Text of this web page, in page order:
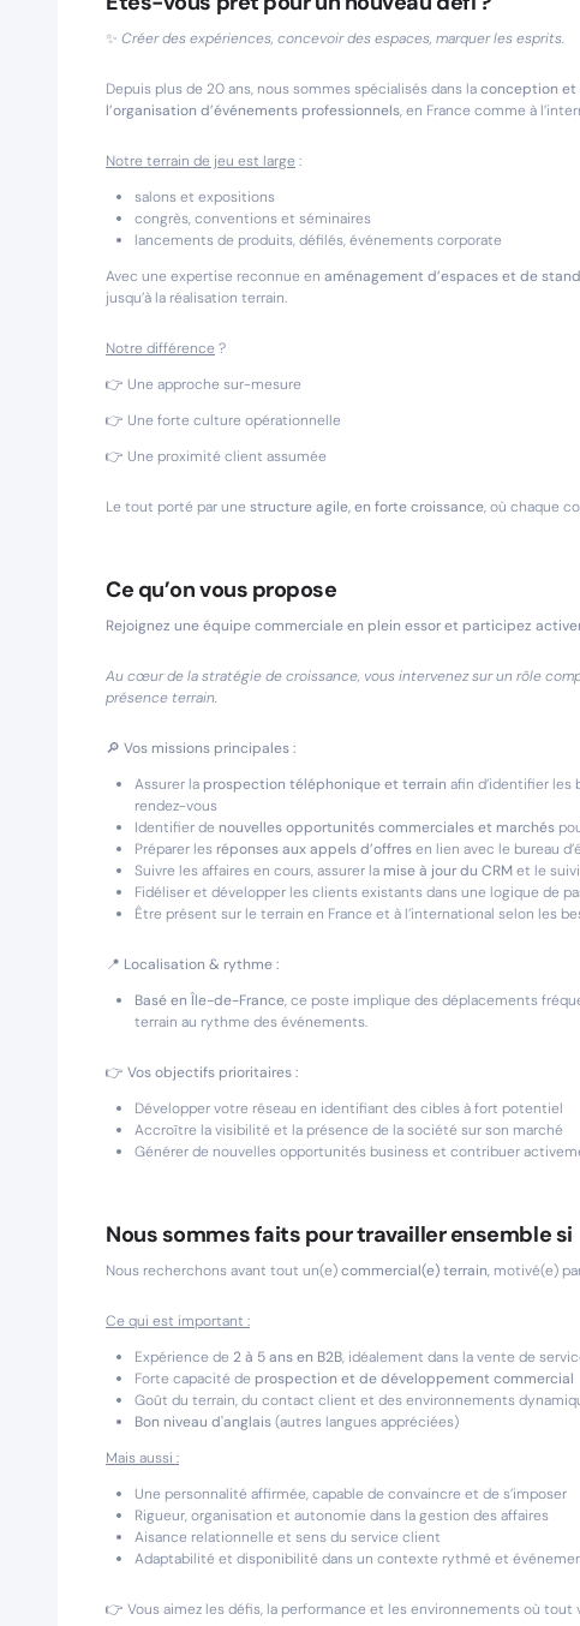
✨ Créer des expériences, concevoir des espaces, marquer les esprits.
Depuis plus de 20 ans, nous sommes spécialisés dans laconception et
l’organisation d’événements professionnels, en France comme à
Notre terrain de jeu est large :
salons et expositions
congrès, conventions et séminaires
lancements de produits, défilés, événements corporate
Avec une expertise reconnue en aménagement d’espaces et de
jusqu’à la réalisation terrain.
Notre différence ?
👉 Une approche sur-mesure
👉 Une forte culture opérationnelle
👉 Une proximité client assumée
Le tout porté par une structure agile, en forte croissance, où chaque
Ce qu’on vous propose
Rejoignez une équipe commerciale en plein essor et participez
Au cœur de la stratégie de croissance, vous intervenez sur un rôle
présence terrain.
🔎 Vos missions principales :
Assurer la prospection téléphonique et terrain afin d’identifier
rendez-vous
Identifier de nouvelles opportunités commerciales et marchés
Préparer les réponses aux appels d’offresen lien avec le bureau
Suivre les affaires en cours, assurer la mise à jour du CRMet le
Fidéliser et développer les clients existants dans une logique de
Être présent sur le terrain en France et à l’international selon les
📍 Localisation & rythme :
Basé en Île-de-France, ce poste implique des déplacements
terrain au rythme des événements.
👉 Vos objectifs prioritaires :
Développer votre réseau en identifiant des cibles à fort potentiel
Accroître la visibilité et la présence de la société sur son marché
Générer de nouvelles opportunités business et contribuer
Nous sommes faits pour travailler ensemble si
Nous recherchons avant tout un(e)commercial(e) terrain, motivé(e)
Ce qui est important :
Expérience de 2 à 5 ans en B2B, idéalement dans la vente de
Forte capacité de prospection et de développement commercial
Goût du terrain, du contact client et des environnements
Bon niveau d'anglais(autres langues appréciées)
Mais aussi :
Une personnalité affirmée, capable de convaincre et de s’imposer
Rigueur, organisation et autonomie dans la gestion des affaires
Aisance relationnelle et sens du service client
Adaptabilité et disponibilité dans un contexte rythmé et
👉 Vous aimez les défis, la performance et les environnements où